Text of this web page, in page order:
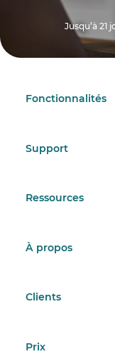
Jusqu’à 21
Fonctionnalités
Support
Ressources
À propos
Clients
Prix